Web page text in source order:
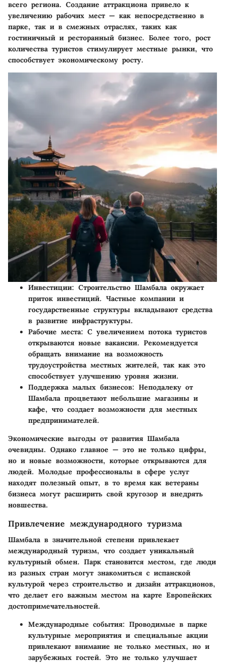
всего региона. Создание аттракциона привело к
увеличению рабочих мест — как непосредственно в
парке, так и в смежных отраслях, таких как
гостиничный и ресторанный бизнес. Более того, рост
количества туристов стимулирует местные рынки, что
способствует экономическому росту.
Инвестиции: Строительство Шамбала окружает
приток инвестиций. Частные компании и
государственные структуры вкладывают средства
в развитие инфраструктуры.
Рабочие места: С увеличением потока туристов
открываются новые вакансии. Рекомендуется
обращать внимание на возможность
трудоустройства местных жителей, так как это
способствует улучшению уровня жизни.
Поддержка малых бизнесов: Неподалеку от
Шамбала процветают небольшие магазины и
кафе, что создает возможности для местных
предпринимателей.
Экономические выгоды от развития Шамбала
очевидны. Однако главное — это не только цифры,
но и новые возможности, которые открываются для
людей. Молодые профессионалы в сфере услуг
находят полезный опыт, в то время как ветераны
бизнеса могут расширить свой кругозор и внедрять
новшества.
Привлечение международного туризма
Шамбала в значительной степени привлекает
международный туризм, что создает уникальный
культурный обмен. Парк становится местом, где люди
из разных стран могут знакомиться с испанской
культурой через строительство и дизайн аттракционов,
что делает его важным местом на карте Европейских
достопримечательностей.
Международные события: Проводимые в парке
культурные мероприятия и специальные акции
привлекают внимание не только местных, но и
зарубежных гостей. Это не только улучшает